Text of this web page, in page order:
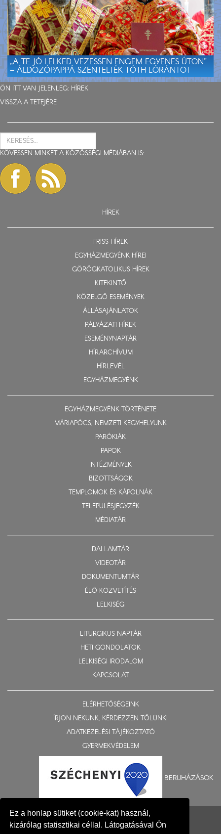
Ez a honlap sütiket (cookie-kat) használ,
kizárólag statisztikai céllal. Látogatásával Ön
„A TE JÓ LELKED VEZESSEN ENGEM EGYENES ÚTON”
– ÁLDOZÓPAPPÁ SZENTELTÉK TÓTH LÓRÁNTOT
ÖN ITT VAN JELENLEG: HÍREK
VISSZA A TETEJÉRE
KÖVESSEN MINKET A KÖZÖSSÉGI MÉDIÁBAN IS:
HÍREK
FRISS HÍREK
EGYHÁZMEGYÉNK HÍREI
GÖRÖGKATOLIKUS HÍREK
KITEKINTŐ
KÖZELGŐ ESEMÉNYEK
ÁLLÁSAJÁNLATOK
PÁLYÁZATI HÍREK
ESEMÉNYNAPTÁR
HÍRARCHÍVUM
HÍRLEVÉL
EGYHÁZMEGYÉNK
EGYHÁZMEGYÉNK TÖRTÉNETE
MÁRIAPÓCS, NEMZETI KEGYHELYÜNK
PARÓKIÁK
PAPOK
INTÉZMÉNYEK
BIZOTTSÁGOK
TEMPLOMOK ÉS KÁPOLNÁK
TELEPÜLÉSJEGYZÉK
MÉDIATÁR
DALLAMTÁR
VIDEOTÁR
DOKUMENTUMTÁR
ÉLŐ KÖZVETÍTÉS
LELKISÉG
LITURGIKUS NAPTÁR
HETI GONDOLATOK
LELKISÉGI IRODALOM
KAPCSOLAT
ELÉRHETŐSÉGEINK
ÍRJON NEKÜNK, KÉRDEZZEN TŐLÜNK!
ADATKEZELÉSI TÁJÉKOZTATÓ
GYERMEKVÉDELEM
BERUHÁZÁSOK
© 2015-2026 Nyíregyházi Egyházmegye
Impresszum